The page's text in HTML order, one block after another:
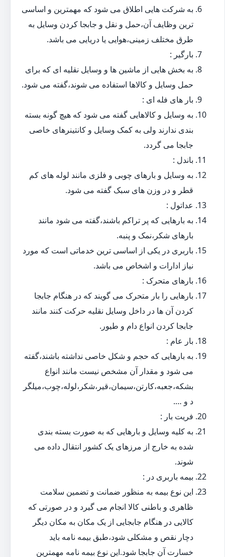
به شرکت هایی اطلاق می شود که مهمترین و اساسی
ترین وظایف آن،حمل و نقل و جابجا کردن وسایل به
طرق مختلف زمینی،هوایی یا دریایی می باشد.
بارگیر :
به بخش هایی از ماشین ها و وسایل نقلیه ای که برای
حمل وسایل و کالاها استفاده می شوند،گفته می شود.
بار های فله ای :
به وسایل و کالاهایی گفته می شود که هیچ گونه بسته
بندی ندارند ولی به کمک وسایل و کانتینرهای خاصی
جابجا می گردد.
باندل :
به وسایل و بارهای چوبی و فلزی مانند لوله های کم
قطر و در وزن های سبک گفته می شود.
عداتول :
به بارهایی که پر تراکم باشند،گفته می شود مانند
بارهای شکر،نمک و پنبه.
باربری در یکی از اساسی ترین خدماتی است که مورد
نیاز ادارات و اشخاص می باشد.
بارهای متحرک :
بارهایی را بار متحرک می گویند که در هنگام جابجا
کردن آن ها در داخل وسایل نقلیه حرکت کنند مانند
جابجا کردن انواع دام و طیور.
بار عام :
به بارهایی که حجم و شکل خاصی نداشته باشند،گفته
می شود و مقدار آن مشخص نیست مانند انواع
بشکه،جعبه،کارتن،سیمان،قیر،شکر،لوله،چوب،میلگر
د و ….
فریت بار :
به کلیه وسایل و بارهایی که به صورت بسته بندی
شده به خارج از مرزهای یک کشور انتقال داده می
شوند.
بیمه باربری در :
این نوع بیمه به منظور ضمانت و تضمین سلامت
ظاهری و باطنی کالا انجام می گیرد و در صورتی که
کالایی در هنگام جابجایی از یک مکان به مکان دیگر
دچار نقص و مشکلی شود،طبق بیمه نامه باید
خسارت آن جابجا شود.این نوع بیمه نامه مهمترین